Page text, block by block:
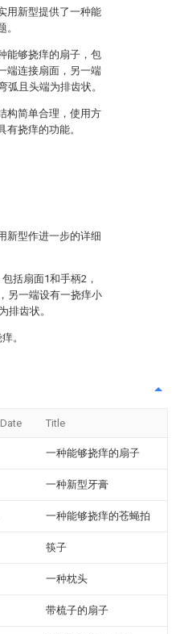
用新型提供了一种能
能够挠痒的扇子，包
端连接扇面，另一端
弧且头端为排齿状。
构简单合理，使用方
挠痒的功能。
新型作进一步的详细
括扇面1和手柄2，
另一端设有一挠痒小
排齿状。
。
Title
一种能够挠痒的扇子
一种新型牙膏
一种能够挠痒的苍蝇拍
筷子
一种枕头
带梳子的扇子